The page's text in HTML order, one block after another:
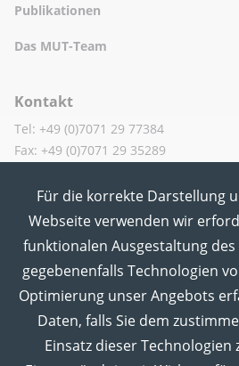
Publikationen
Das MUT-Team
Kontakt
Tel: +49 (0)7071 29 77384
Fax: +49 (0)7071 29 35289
MUT in den Sozialen Medien
Für die korrekte Darstellung
Webseite verwenden wir
funktionalen Ausgestaltung
gegebenenfalls Technologien
Optimierung unser Angebots
Daten, falls Sie dem
Einsatz dieser Technologien